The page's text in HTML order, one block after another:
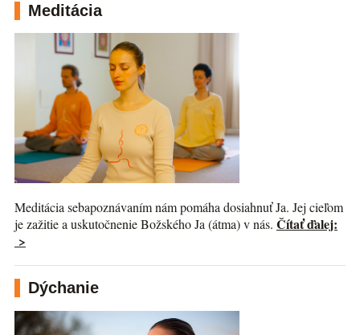
Meditácia
Meditácia sebapoznávaním nám pomáha dosiahnuť Ja. Jej cieľom
je zažitie a uskutočnenie Božského Ja (átma) v nás. Čítať ďalej:
>
Dýchanie